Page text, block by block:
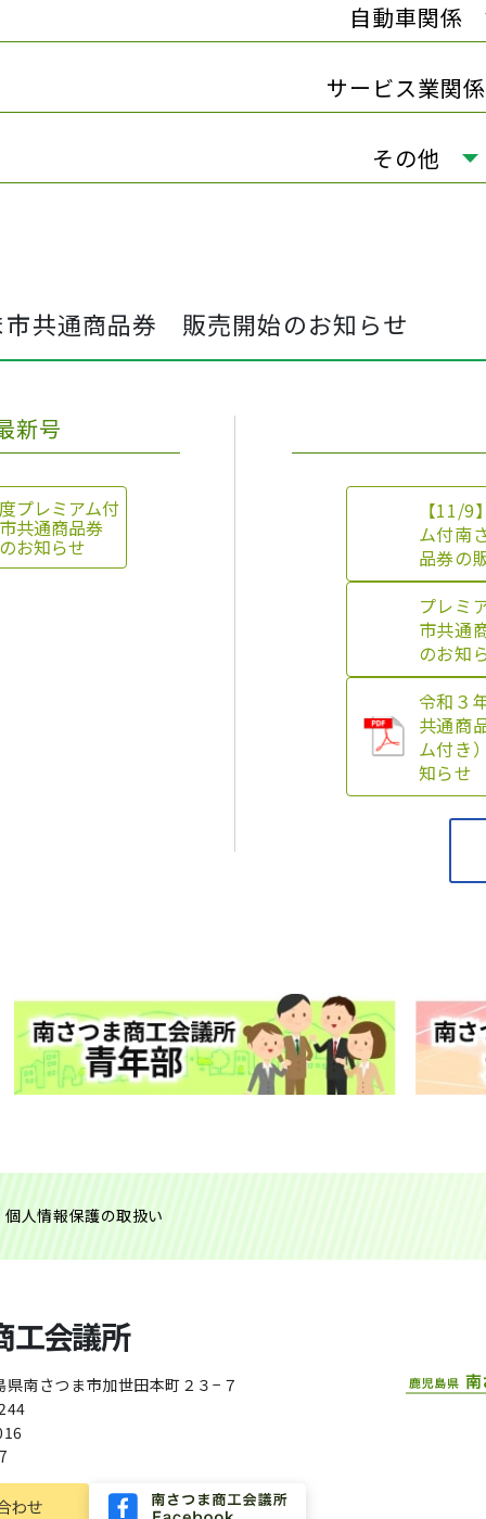
自動車関係
サービス業関係
その他
市共通商品券 販売開始のお知らせ
新号
プレミアム付
共通商品券
お知らせ
【11/
ム付南
品券の
プレミ
市共通
のお知
令和３
共通商
ム付き
知らせ
個人情報保護の取扱い
工会議所
県南さつま市加世田本町２３−７